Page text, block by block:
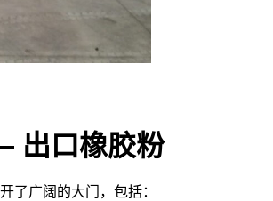
出口橡胶粉
了广阔的大门，包括：